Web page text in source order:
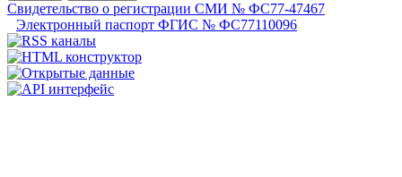
Свидетельство о регистрации СМИ № ФС77-47467
Электронный паспорт ФГИС № ФС77110096